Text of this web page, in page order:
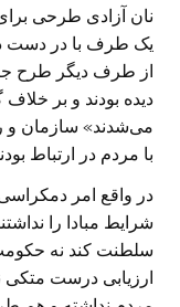
نان آزادی طرحی
یک طرف با در دست
از طرف دیگر طرح
دیده بودند و بر
می‌شدند» سازمان و
با مردم در ارتباط
در واقع امر
شرایط مبادا را
سلطنت کند نه
ارزیابی درست متکی